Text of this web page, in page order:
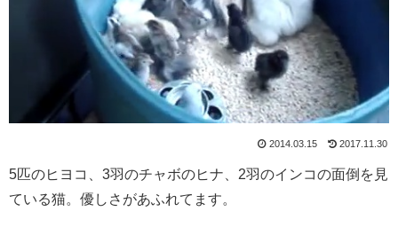
2014.03.15 2017.11.30
5匹のヒヨコ、3羽のチャボのヒナ、2羽のインコの面倒を見
ている猫。優しさがあふれてます。